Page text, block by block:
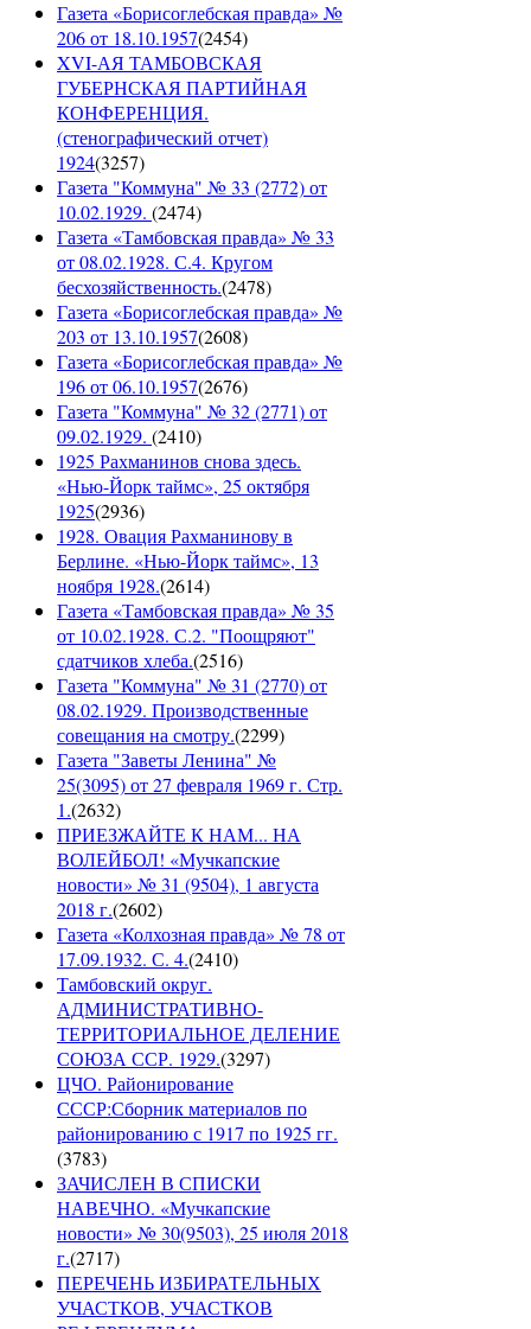
Газета «Борисоглебская правда» №
206 от 18.10.1957(2454)
XVI-АЯ ТАМБОВСКАЯ
ГУБЕРНСКАЯ ПАРТИЙНАЯ
КОНФЕРЕНЦИЯ.
(стенографический отчет)
1924(3257)
Газета "Коммуна" № 33 (2772) от
10.02.1929. (2474)
Газета «Тамбовская правда» № 33
от 08.02.1928. С.4. Кругом
бесхозяйственность.(2478)
Газета «Борисоглебская правда» №
203 от 13.10.1957(2608)
Газета «Борисоглебская правда» №
196 от 06.10.1957(2676)
Газета "Коммуна" № 32 (2771) от
09.02.1929. (2410)
1925 Рахманинов снова здесь.
«Нью-Йорк таймс», 25 октября
1925(2936)
1928. Овация Рахманинову в
Берлине. «Нью-Йорк таймс», 13
ноября 1928.(2614)
Газета «Тамбовская правда» № 35
от 10.02.1928. С.2. "Поощряют"
сдатчиков хлеба.(2516)
Газета "Коммуна" № 31 (2770) от
08.02.1929. Производственные
совещания на смотру.(2299)
Газета "Заветы Ленина" №
25(3095) от 27 февраля 1969 г. Стр.
1.(2632)
ПРИЕЗЖАЙТЕ К НАМ... НА
ВОЛЕЙБОЛ! «Мучкапские
новости» № 31 (9504), 1 августа
2018 г.(2602)
Газета «Колхозная правда» № 78 от
17.09.1932. С. 4.(2410)
Тамбовский округ.
АДМИНИСТРАТИВНО-
ТЕРРИТОРИАЛЬНОЕ ДЕЛЕНИЕ
СОЮЗА ССР. 1929.(3297)
ЦЧО. Районирование
СССР:Сборник материалов по
районированию с 1917 по 1925 гг.
(3783)
ЗАЧИСЛЕН В СПИСКИ
НАВЕЧНО. «Мучкапские
новости» № 30(9503), 25 июля 2018
г.(2717)
ПЕРЕЧЕНЬ ИЗБИРАТЕЛЬНЫХ
УЧАСТКОВ, УЧАСТКОВ